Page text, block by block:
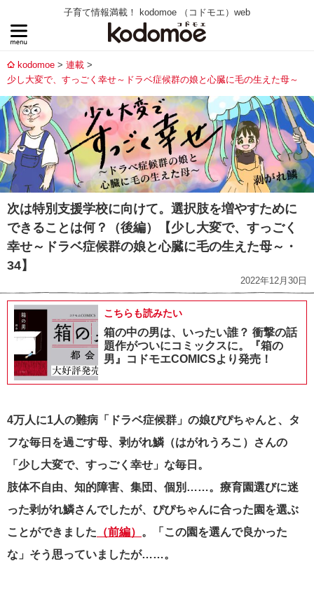
子育て情報満載！ kodomoe （コドモエ）web
kodomoe
連載
少し大変で、すっごく幸せ～ドラベ症候群の娘と心臓に毛の生えた母～
次は特別支援学校に向けて。選択肢を増やすために
できることは何？（後編）【少し大変で、すっごく
幸せ～ドラベ症候群の娘と心臓に毛の生えた母～・
34】
2022年12月30日
こちらも読みたい
箱の中の男は、いったい誰？ 衝撃の話
題作がついにコミックスに。『箱の
男』コドモエCOMICSより発売！
4万人に1人の難病「ドラベ症候群」の娘ぴぴちゃんと、タ
フな毎日を過ごす母、剥がれ鱗（はがれうろこ）さんの
「少し大変で、すっごく幸せ」な毎日。
肢体不自由、知的障害、集団、個別……。療育園選びに迷
った剥がれ鱗さんでしたが、ぴぴちゃんに合った園を選ぶ
ことができました （前編） 。「この園を選んで良かった
な」そう思っていましたが……。